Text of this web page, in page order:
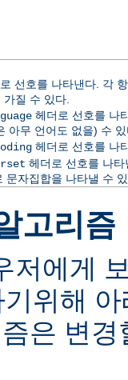
선호를 나타낸다. 각
질 수 있다.
헤더로 선호를 나
아무 언어도 없을) 수
헤더로 선호를 나
헤더로 선호를 나
문자집합을 나타낼 수
고리즘
저에게
위해
은 변